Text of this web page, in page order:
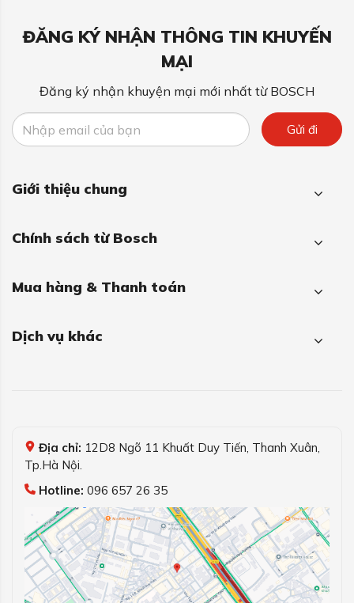
ĐĂNG KÝ NHẬN THÔNG TIN KHUYẾN
MẠI
Đăng ký nhận khuyện mại mới nhất từ BOSCH
Gửi đi
Giới thiệu chung
Chính sách từ Bosch
Mua hàng & Thanh toán
Dịch vụ khác
Địa chỉ: 12D8 Ngõ 11 Khuất Duy Tiến, Thanh Xuân,
Tp.Hà Nội.
Hotline: 096 657 26 35